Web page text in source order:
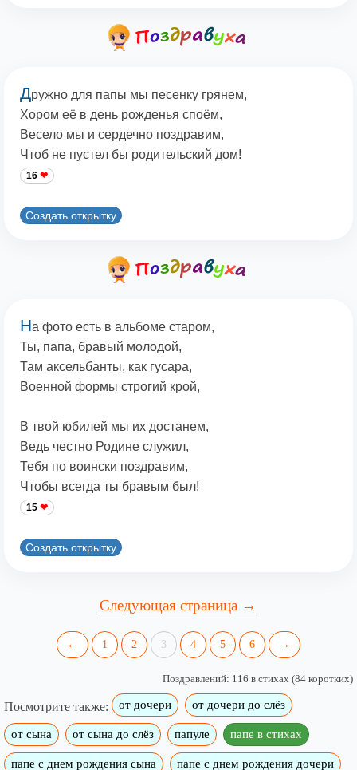
Дружно для папы мы песенку грянем,
Хором её в день рожденья споём,
Весело мы и сердечно поздравим,
Чтоб не пустел бы родительский дом!
16
Создать открытку
На фото есть в альбоме старом,
Ты, папа, бравый молодой,
Там аксельбанты, как гусара,
Военной формы строгий крой,
В твой юбилей мы их достанем,
Ведь честно Родине служил,
Тебя по воински поздравим,
Чтобы всегда ты бравым был!
15
Создать открытку
Следующая страница →
← 1 2 3 4 5 6 →
Поздравлений: 116 в стихах (84 коротких)
Посмотрите также: от дочери от дочери до слёз
от сына от сына до слёз папуле папе в стихах
папе с днем рождения сына папе с днем рождения дочери